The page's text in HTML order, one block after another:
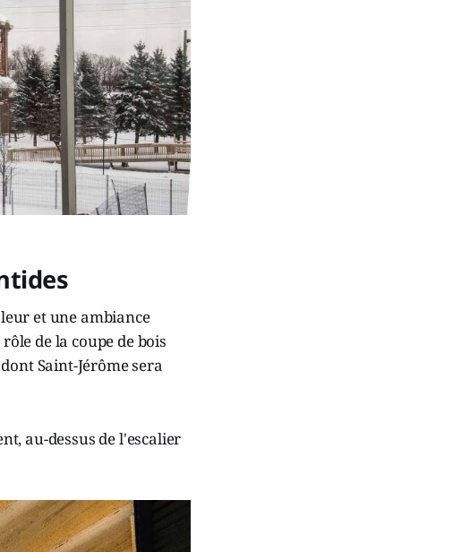
et une ambiance
de la coupe de bois
Saint-Jérôme sera
au-dessus de l'escalier